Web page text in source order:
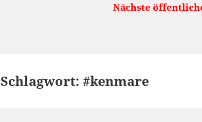
Nächste öffentliche
Schlagwort:#kenmare